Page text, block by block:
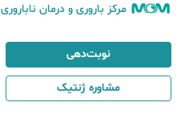
مرکز باروری و درمان ناباروری
نوبت‌دهی
مشاوره ژنتیک